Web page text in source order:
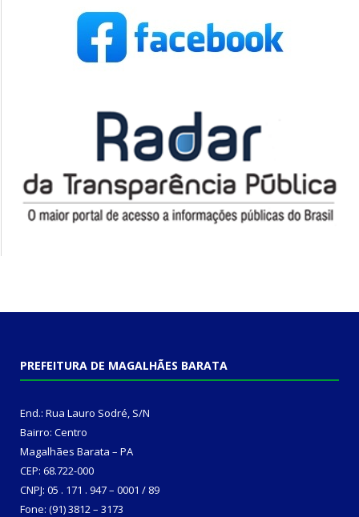
PREFEITURA DE MAGALHÃES BARATA
End.: Rua Lauro Sodré, S/N
Bairro: Centro
Magalhães Barata – PA
CEP: 68.722-000
CNPJ: 05 . 171 . 947 – 0001 / 89
Fone: (91) 3812 – 3173